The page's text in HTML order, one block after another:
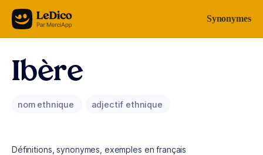
Aller au contenu Synonymes
Ibère
nom ethnique adjectif ethnique
Définitions, synonymes, exemples en français